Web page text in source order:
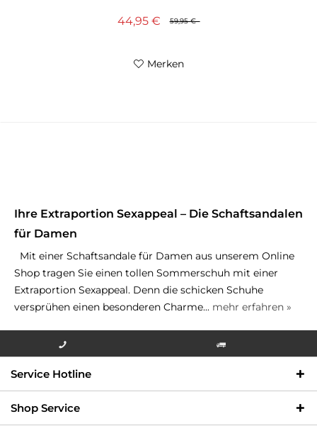
59,95 €
44,95 €
Merken
Ihre Extraportion Sexappeal – Die Schaftsandalen
für Damen
Mit einer Schaftsandale für Damen aus unserem Online
Shop tragen Sie einen tollen Sommerschuh mit einer
Extraportion Sexappeal. Denn die schicken Schuhe
versprühen einen besonderen Charme... mehr erfahren »
000
Service Hotline
Shop Service